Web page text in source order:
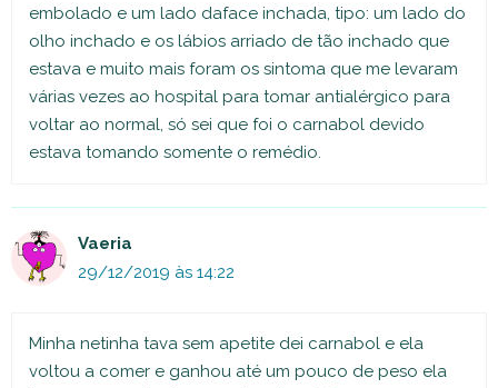
embolado e um lado daface inchada, tipo: um lado do
olho inchado e os lábios arriado de tão inchado que
estava e muito mais foram os sintoma que me levaram
várias vezes ao hospital para tomar antialérgico para
voltar ao normal, só sei que foi o carnabol devido
estava tomando somente o remédio.
Vaeria
29/12/2019 às 14:22
Minha netinha tava sem apetite dei carnabol e ela
voltou a comer e ganhou até um pouco de peso ela